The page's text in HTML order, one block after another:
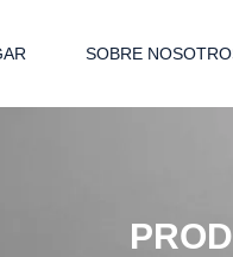
SOBRE